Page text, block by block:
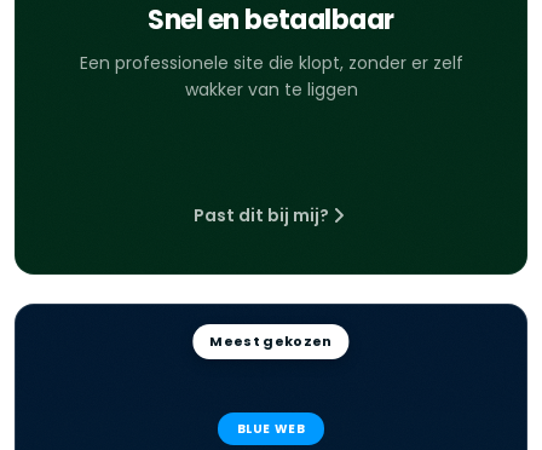
Snel en betaalbaar
Een professionele site die klopt, zonder er zelf
wakker van te liggen
Past dit bij mij?
Meest gekozen
BLUE WEB